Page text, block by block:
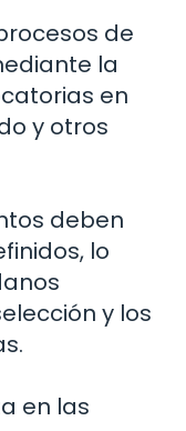
de
la
en
y otros
deben
lo
y los
en las